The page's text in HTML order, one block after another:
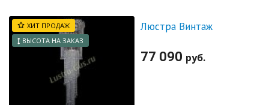
ХИТ ПРОДАЖ
ВЫСОТА НА ЗАКАЗ
Люстра Винтаж
77 090 руб.